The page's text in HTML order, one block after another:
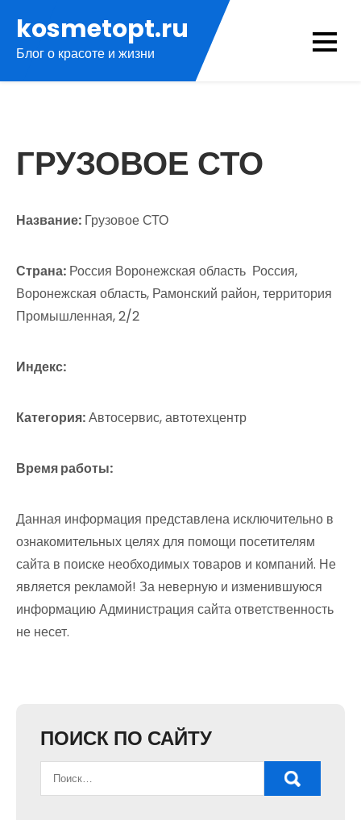
содержимому
kosmetopt.ru
Блог о красоте и жизни
ГРУЗОВОЕ СТО
Название: Грузовое СТО
Страна: Россия Воронежская область Россия,
Воронежская область, Рамонский район, территория
Промышленная, 2/2
Индекс:
Категория:Автосервис, автотехцентр
Время работы:
Данная информация представлена исключительно в
ознакомительных целях для помощи посетителям
сайта в поиске необходимых товаров и компаний. Не
является рекламой! За неверную и изменившуюся
информацию Администрация сайта ответственность
не несет.
ПОИСК ПО САЙТУ